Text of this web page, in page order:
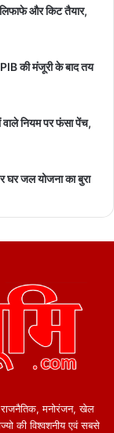
लिफाफे और किट तैयार,
की मंजूरी के बाद तय
नियम पर फंसा पेंच,
जल योजना का बुरा
राजनैतिक, मनोरंजन, खेल
की विश्वशनीय एवं सबसे